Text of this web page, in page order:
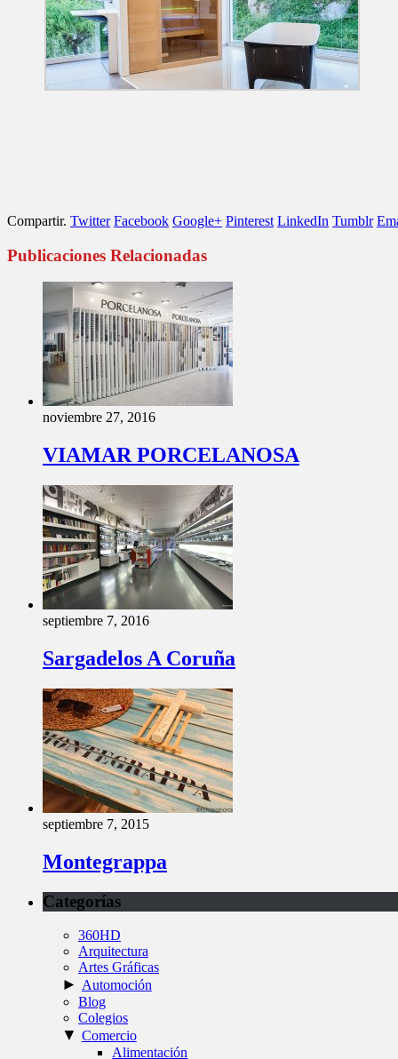
Compartir. Twitter Facebook Google+ Pinterest LinkedIn Tumblr
Publicaciones Relacionadas
noviembre 27, 2016
VIAMAR PORCELANOSA
septiembre 7, 2016
Sargadelos A Coruña
septiembre 7, 2015
Montegrappa
Categorías
360HD
Arquitectura
Artes Gráficas
► Automoción
Blog
Colegios
▼ Comercio
Alimentación